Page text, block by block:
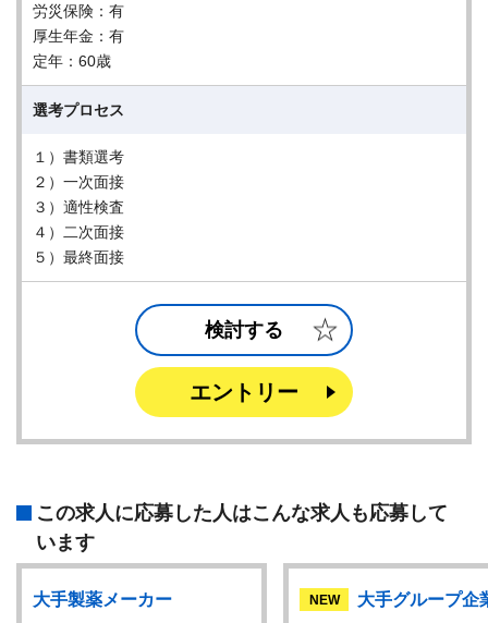
労災保険：有
厚生年金：有
定年：60歳
選考プロセス
１）書類選考
２）一次面接
３）適性検査
４）二次面接
５）最終面接
検討する
エントリー
この求人に応募した人はこんな求人も応募して
います
大手製薬メーカー
NEW
大手グループ企